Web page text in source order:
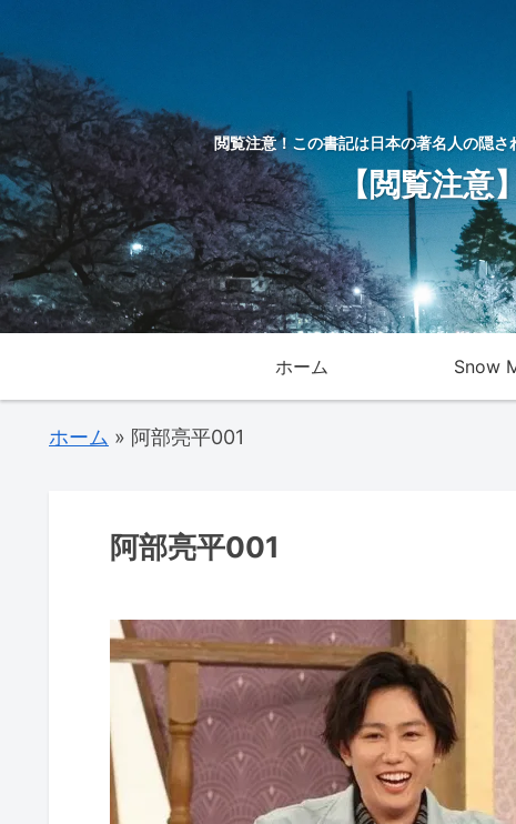
閲覧注意！この書記は日本の著名人の隠
【閲覧注意
ホーム Snow
ホーム » 阿部亮平001
阿部亮平001